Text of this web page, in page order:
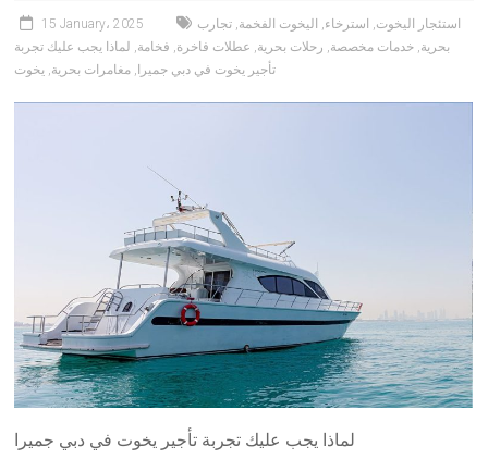
15 January، 2025 استئجار اليخوت, استرخاء, اليخوت الفخمة, تجارب
بحرية, خدمات مخصصة, رحلات بحرية, عطلات فاخرة, فخامة, لماذا يجب عليك تجربة
تأجير يخوت في دبي جميرا , مغامرات بحرية, يخوت
لماذا يجب عليك تجربة تأجير يخوت في دبي جميرا